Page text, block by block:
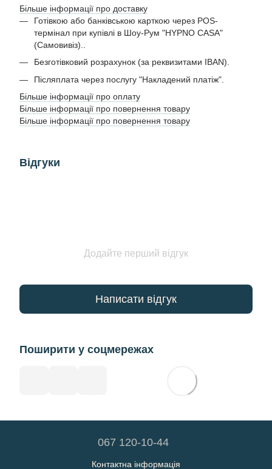
Більше інформації про доставку
Готівкою або банківською карткою через POS-
термінал при купівлі в Шоу-Рум "HYPNO CASA"
(Самовивіз)..
Безготівковий розрахунок (за реквизитами IBAN).
Післяплата через послугу "Накладений платіж".
Більше інформації про оплату
Більше інформації про повернення товару
Більше інформації про повернення товару
Відгуки
Додайте перший відгук
Написати відгук
Поширити у соцмережах
067 120-10-44
Контактна інформація